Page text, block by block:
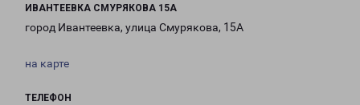
ИВАНТЕЕВКА СМУРЯКОВА 15А
город Ивантеевка, улица Смурякова, 15А
на карте
ТЕЛЕФОН